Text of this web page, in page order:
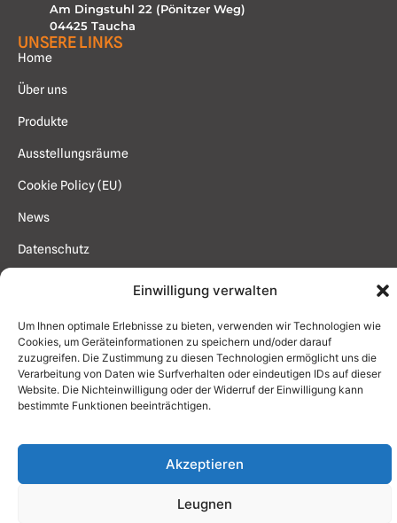
Einwilligung verwalten
Um Ihnen optimale Erlebnisse zu bieten, verwenden wir Technologien wie
Cookies, um Geräteinformationen zu speichern und/oder darauf
zuzugreifen. Die Zustimmung zu diesen Technologien ermöglicht uns die
Verarbeitung von Daten wie Surfverhalten oder eindeutigen IDs auf dieser
Website. Die Nichteinwilligung oder der Widerruf der Einwilligung kann
bestimmte Funktionen beeinträchtigen.
Akzeptieren
Leugnen
Am Dingstuhl 22 (Pönitzer Weg)
04425 Taucha
UNSERE LINKS
Home
Über uns
Produkte
Ausstellungsräume
Cookie Policy (EU)
News
Datenschutz
YOUNGSTUDIO